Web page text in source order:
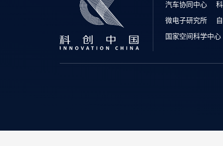
汽车协同中心
微电子研究所
国家空间科学中心